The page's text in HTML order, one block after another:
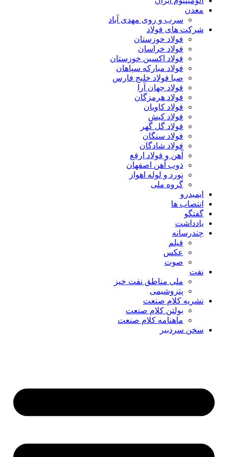
معدن
سرب و روی مهدی آباد
شرکت های فولاد
فولاد خوزستان
فولاد خراسان
فولاد اکسین خوزستان
فولاد مبارکه سپاهان
صبا فولاد خلیج فارس
فولاد جهان آرا
فولاد هرمزگان
فولاد کاویان
فولاد کیش
فولاد گل گهر
فولاد سنگان
فولاد شادگان
آهن و فولاد ارفع
ذوب آهن اصفهان
نورد و لوله اهواز
گروه ملی
ایمیدرو
انتصاب ها
گفتگو
یادداشت
چندرسانه
فیلم
عکس
صوت
نفت
ملی مناطق نفت خیز
پتروشیمی
نشریه کلام صنعت
بولتن کلام صنعت
ماهنامه کلام صنعت
سخن سردبیر